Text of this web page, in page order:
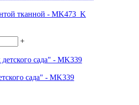
тканной - MK473_K
+
сада" - MK339